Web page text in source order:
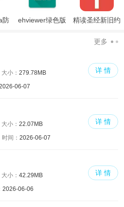
防
ehviewer绿色版
精读圣经新旧约
更多
大小： 279.78MB
06-07
详 情
大小： 22.07MB
时间： 2026-06-07
详 情
大小： 42.29MB
2026-06-06
详 情